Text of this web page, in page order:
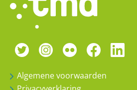
Algemene voorwaarden